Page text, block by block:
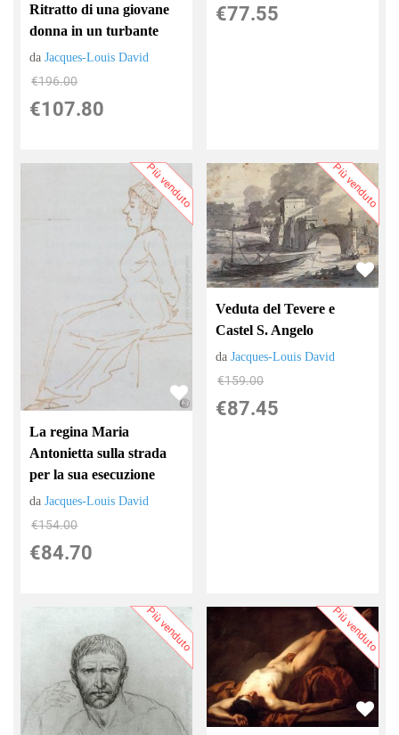
Ritratto di una giovane
donna in un turbante
daJacques-Louis David
€196.00
€107.80
€77.55
Più venduto
La regina Maria
Antonietta sulla strada
per la sua esecuzione
daJacques-Louis David
€154.00
€84.70
Più venduto
Veduta del Tevere e
Castel S. Angelo
daJacques-Louis David
€159.00
€87.45
Più venduto Più venduto